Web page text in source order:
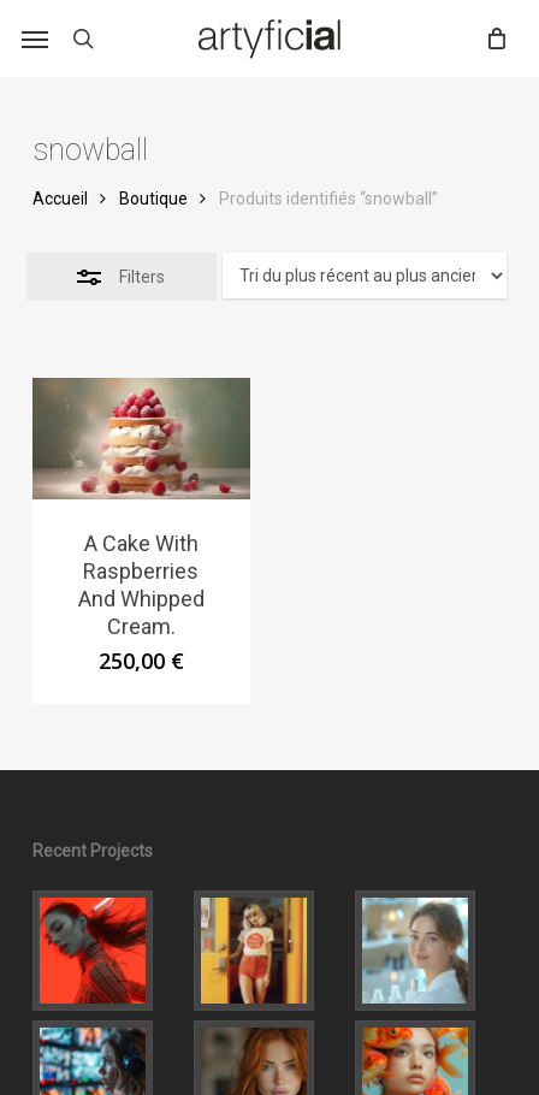
snowball
Accueil Boutique Produits identifiés “snowball”
Filters
A Cake With
Raspberries
And Whipped
Cream.
250,00 €
Recent Projects